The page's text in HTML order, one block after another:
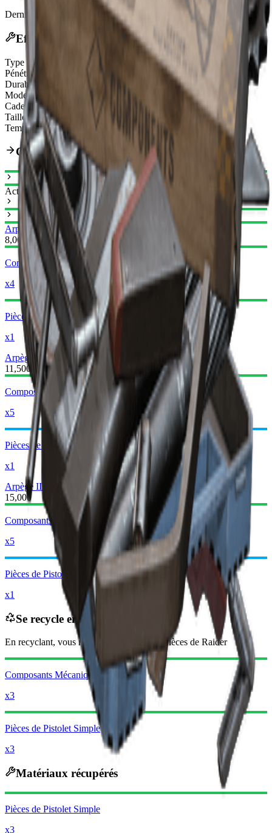
Dernière mise à jour
Mar 17, 2026
Effets
Type de munitions
Medium Ammo
Pénétration d'armure ARC
Moderate
Durabilité
Mode de tir
3-Round Burst
Cadence de tir augmentée 20%
Taille du chargeur
Temps de rechargement réduit12.5%
Chemin d'amélioration
Actuel
Arpège I
Arpège II
8,000
Composants Mécaniques
x4
Pièces de Pistolet Simple
x1
Arpège II
Arpège III
11,500
Composants Mécaniques
x5
Pièces de Pistolet Moyen
x1
Arpège III
Arpège IV
15,000
Composants Mécaniques
x5
Pièces de Pistolet Moyen
x1
Se recycle en
En recyclant, vous recevrez moins Pièces de Raider
Composants Mécaniques
x3
Pièces de Pistolet Simple
x3
Matériaux récupérés
Pièces de Pistolet Simple
x3